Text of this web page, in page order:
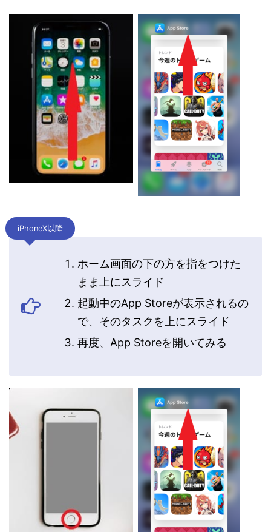
iPhoneX以降
ホーム画面の下の方を指をつけた
まま上にスライド
起動中のApp Storeが表示されるの
で、そのタスクを上にスライド
再度、App Storeを開いてみる